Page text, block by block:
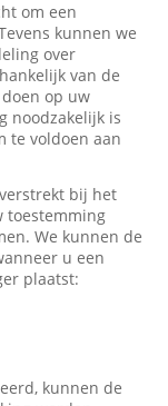
om een
kunnen we
over
van de
op uw
noodzakelijk is
te voldoen aan
bij het
toestemming
We kunnen de
u een
plaatst:
kunnen de